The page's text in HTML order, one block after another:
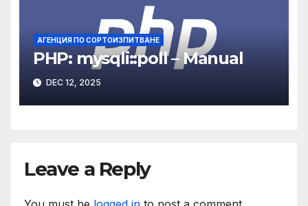
АГЕНЦИЯ ПО СОРТОИЗПИТВАНЕ
PHP: mysqli::poll – Manual
DEC 12, 2025
Leave a Reply